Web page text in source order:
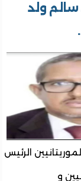
ولد
الرئيس
و